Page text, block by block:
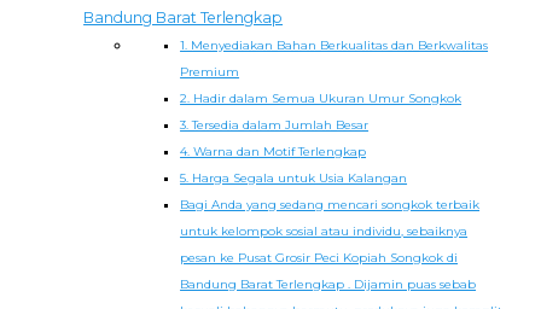
Bandung Barat Terlengkap
1. Menyediakan Bahan Berkualitas dan Berkwalitas
Premium
2. Hadir dalam Semua Ukuran Umur Songkok
3. Tersedia dalam Jumlah Besar
4. Warna dan Motif Terlengkap
5. Harga Segala untuk Usia Kalangan
Bagi Anda yang sedang mencari songkok terbaik
untuk kelompok sosial atau individu, sebaiknya
pesan ke Pusat Grosir Peci Kopiah Songkok di
Bandung Barat Terlengkap . Dijamin puas sebab